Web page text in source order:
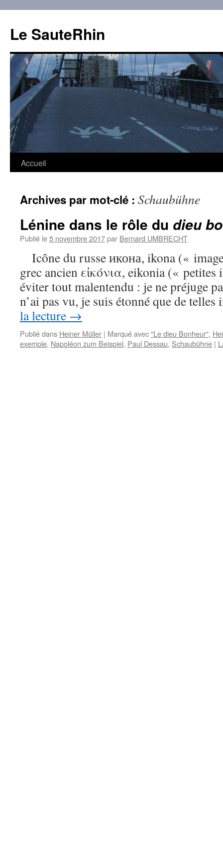
contenu
Le SauteRhin
Accueil
Archives par mot-clé : Schaubühne
Lénine dans le rôle du dieu
Publié le5 novembre 2017par Bernard UMBRECHT
Icône du russe икона, ikona («
grec ancien εἰκόνια, eikonia («
éviter tout malentendu : je ne préjuge
n’ai pas vu, je suis étonné que de
la lecture →
Publié dans Heiner Müller | Marqué avec"Le dieu Bonheur",
exemple, Napoléon zum Beispiel, Paul Dessau, Schaubühne |